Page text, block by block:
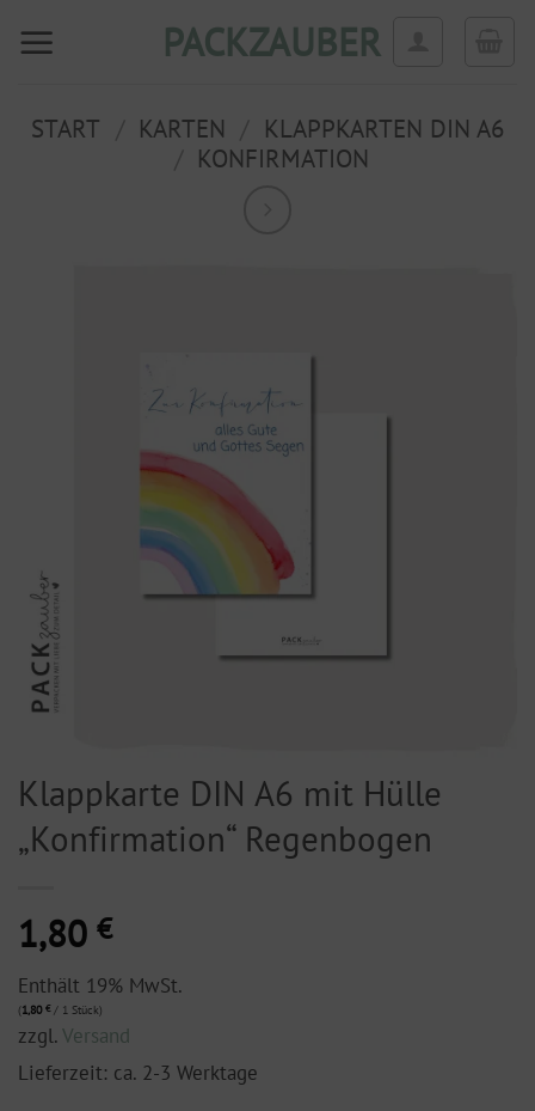
Inhalt
PACKZAUBER
START KARTEN
KLAPPKARTEN DIN A6
KONFIRMATION
Klappkarte DIN A6 mit Hülle
„Konfirmation“ Regenbogen
1,80 €
Enthält 19% MwSt.
(1,80 €/ 1 Stück)
zzgl.Versand
Lieferzeit: ca. 2-3 Werktage